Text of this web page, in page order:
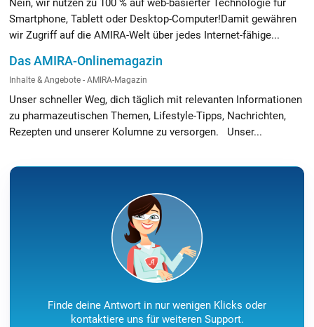
Nein, wir nutzen zu 100 % auf web-basierter Technologie für
Smartphone, Tablett oder Desktop-Computer!Damit gewähren
wir Zugriff auf die AMIRA-Welt über jedes Internet-fähige...
Das AMIRA-Onlinemagazin
Inhalte & Angebote - AMIRA-Magazin
Unser schneller Weg, dich täglich mit relevanten Informationen
zu pharmazeutischen Themen, Lifestyle-Tipps, Nachrichten,
Rezepten und unserer Kolumne zu versorgen. Unser...
Finde deine Antwort in nur wenigen Klicks oder
kontaktiere uns für weiteren Support.